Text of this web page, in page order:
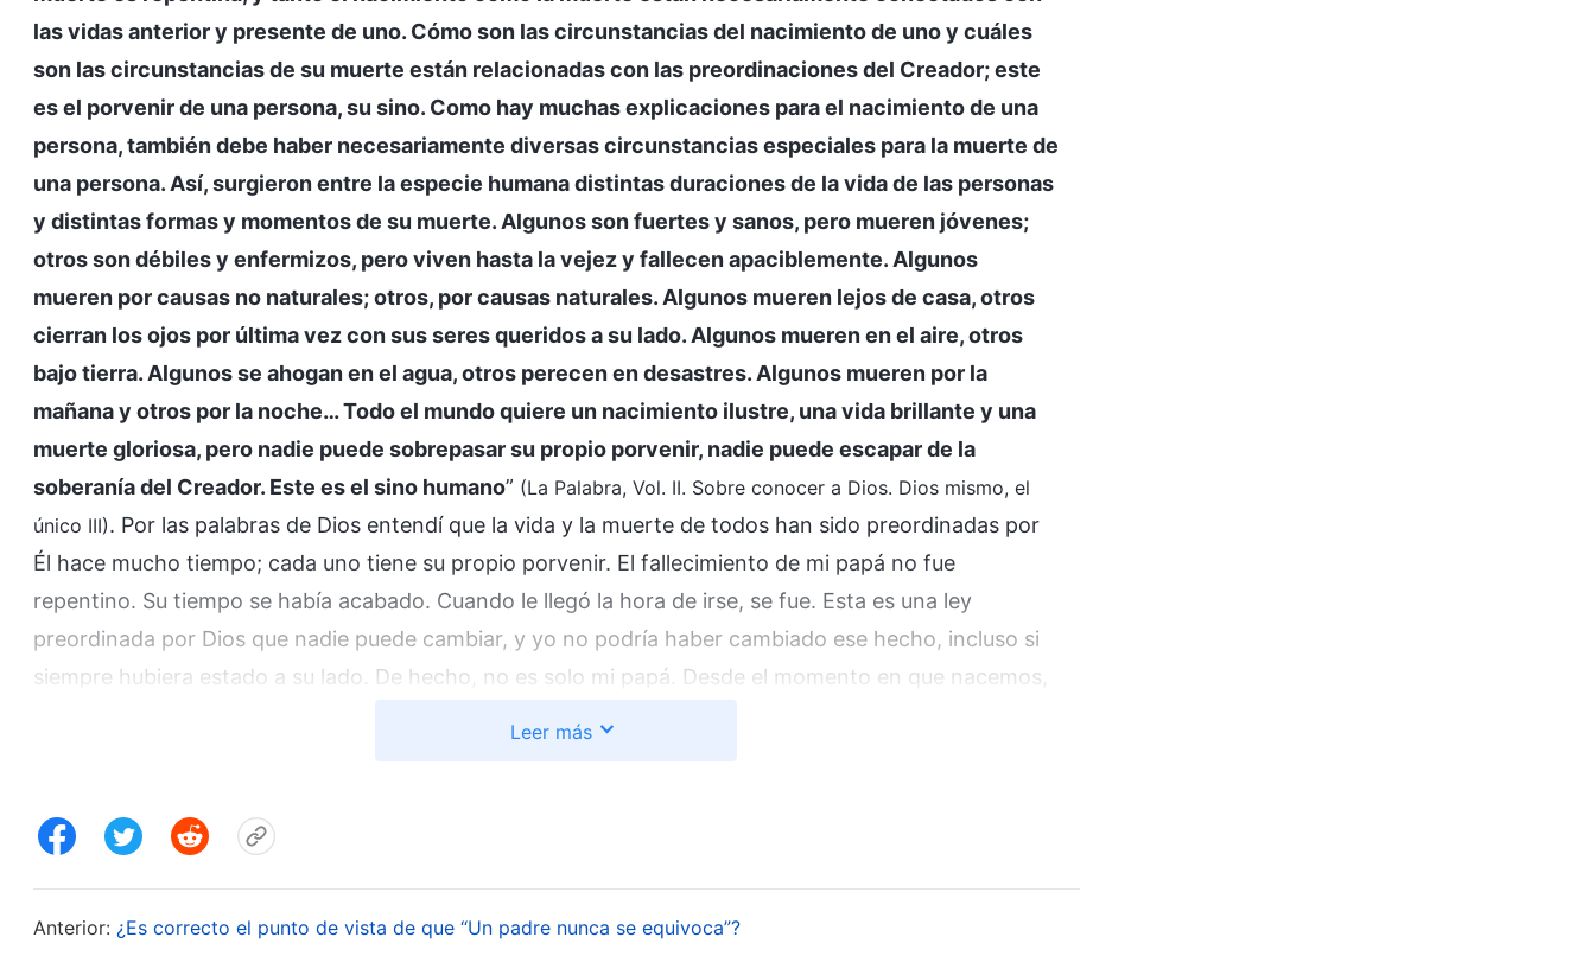
las vidas anterior y presente de uno. Cómo son las circunstancias del nacimiento de uno y cuáles
son las circunstancias de su muerte están relacionadas con las preordinaciones del Creador; este
es el porvenir de una persona, su sino. Como hay muchas explicaciones para el nacimiento de una
persona, también debe haber necesariamente diversas circunstancias especiales para la muerte de
una persona. Así, surgieron entre la especie humana distintas duraciones de la vida de las personas
y distintas formas y momentos de su muerte. Algunos son fuertes y sanos, pero mueren jóvenes;
otros son débiles y enfermizos, pero viven hasta la vejez y fallecen apaciblemente. Algunos
mueren por causas no naturales; otros, por causas naturales. Algunos mueren lejos de casa, otros
cierran los ojos por última vez con sus seres queridos a su lado. Algunos mueren en el aire, otros
bajo tierra. Algunos se ahogan en el agua, otros perecen en desastres. Algunos mueren por la
mañana y otros por la noche… Todo el mundo quiere un nacimiento ilustre, una vida brillante y una
muerte gloriosa, pero nadie puede sobrepasar su propio porvenir, nadie puede escapar de la
soberanía del Creador. Este es el sino humano” (La Palabra, Vol. II. Sobre conocer a Dios. Dios mismo, el
único III). Por las palabras de Dios entendí que la vida y la muerte de todos han sido preordinadas por
Él hace mucho tiempo; cada uno tiene su propio porvenir. El fallecimiento de mi papá no fue
repentino. Su tiempo se había acabado. Cuando le llegó la hora de irse, se fue. Esta es una ley
preordinada por Dios que nadie puede cambiar, y yo no podría haber cambiado ese hecho, incluso si
siempre hubiera estado a su lado. De hecho, no es solo mi papá. Desde el momento en que nacemos,
preordinaciones de Dios. Debemos someternos a la soberanía de Dios y tratar la vida y la muerte
Leer más
Anterior: ¿Es correcto el punto de vista de que “Un padre nunca se equivoca”?